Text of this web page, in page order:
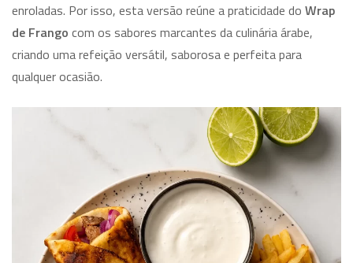
enroladas. Por isso, esta versão reúne a praticidade do Wrap
de Frango com os sabores marcantes da culinária árabe,
criando uma refeição versátil, saborosa e perfeita para
qualquer ocasião.